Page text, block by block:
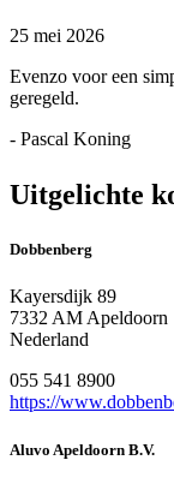
25 mei 2026
Evenzo voor een
geregeld.
- Pascal Koning
Uitgelichte
Dobbenberg
Kayersdijk 89
7332 AM Apeldoorn
Nederland
055 541 8900
https://
Aluvo Apeldoorn B.V.